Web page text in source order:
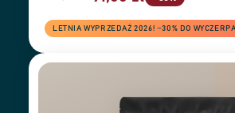
LETNIA WYPRZEDAŻ 2026! −30% DO